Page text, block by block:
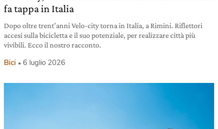
fa tappa in Italia
Dopo oltre trent’anni Velo-city torna in Italia, a Rimini. Riflettori
accesi sulla bicicletta e il suo potenziale, per realizzare città più
vivibili. Ecco il nostro racconto.
Bici 6 luglio 2026